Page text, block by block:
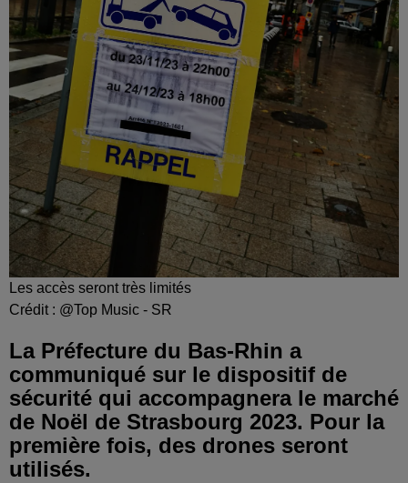
Les accès seront très limités
Crédit : @Top Music - SR
La Préfecture du Bas-Rhin a
communiqué sur le dispositif de
sécurité qui accompagnera le marché
de Noël de Strasbourg 2023. Pour la
première fois, des drones seront
utilisés.